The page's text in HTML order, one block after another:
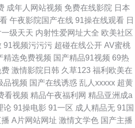
成年人网站视频 免费在线影院 日本
午夜影院国产在线 91操在线观看 日
级天天 内射性爱网址大全 欧美社区
91视频污污污 超碰在线公开 AV蜜桃
精选免费视频 国产精品91视频 69热
费 激情影院日韩 久草123 福利欧美在
品视频 国产在线诱惑 乱人xxxxx 超黄
看视频 精品午夜福利网 精品亚洲成a
论 91操电影 91一区 成人精品无 91国
A片网站网址 激情文学色 国产主播